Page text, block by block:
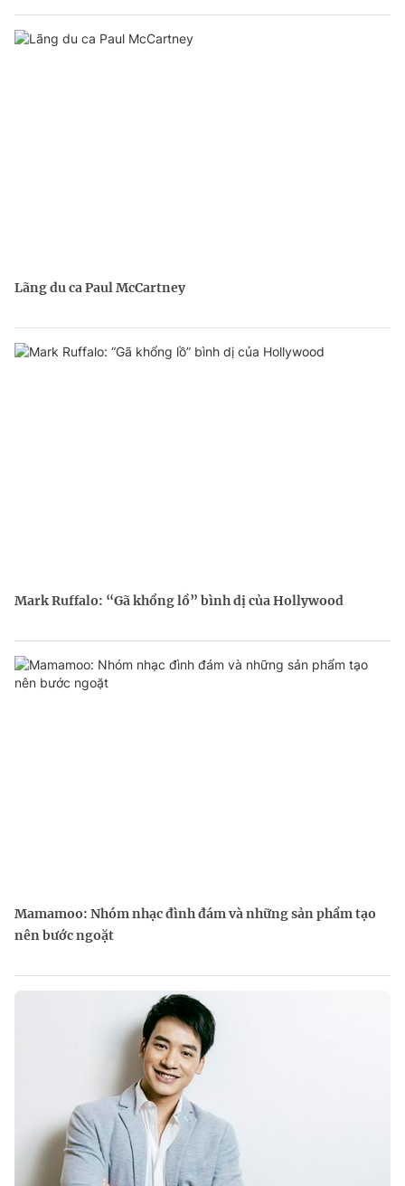
Lãng du ca Paul McCartney
Mark Ruffalo: “Gã khổng lồ” bình dị của Hollywood
Mamamoo: Nhóm nhạc đình đám và những sản phẩm tạo
nên bước ngoặt